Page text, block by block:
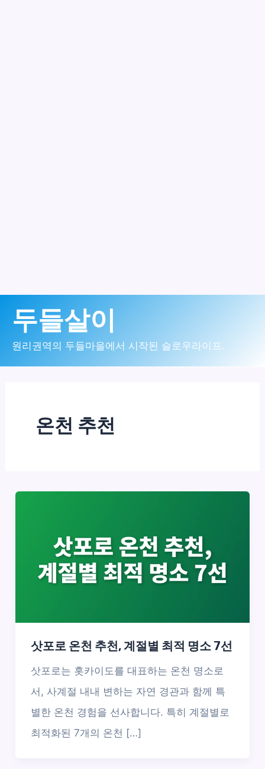
로
두들살이
원리권역의 두들마을에서 시작된 슬로우라이프.
온천 추천
삿포로 온천 추천, 계절별 최적 명소 7선
삿포로는 홋카이도를 대표하는 온천 명소로
서, 사계절 내내 변하는 자연 경관과 함께 특
별한 온천 경험을 선사합니다. 특히 계절별로
최적화된 7개의 온천 […]